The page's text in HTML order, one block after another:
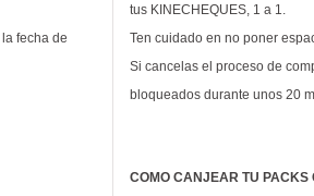
fecha de
tus KINECHEQUES, 1 a 1.
Ten cuidado en no poner
Si cancelas el proceso de
bloqueados durante unos 20
COMO CANJEAR TU PACKS